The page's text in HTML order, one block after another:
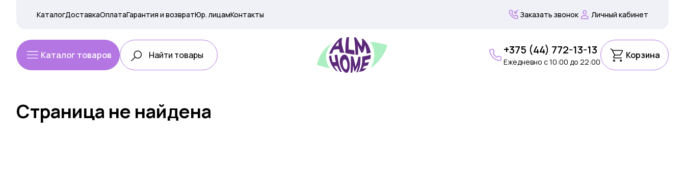
КаталогДоставкаОплатаГарантия и возвратЮр. лицамКонтакты Заказать звонок Личный кабинет
Каталог товаров +375 (44) 772-13-13
Ежедневно c 10:00 до 22:00
Корзина
Страница не найдена